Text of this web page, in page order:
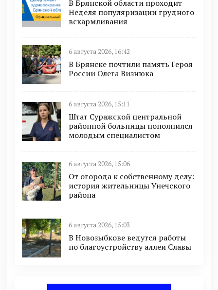
В Брянской области проходит
Неделя популяризации грудного
вскармливания
6 августа 2026, 16:42
В Брянске почтили память Героя
России Олега Визнюка
6 августа 2026, 15:11
Штат Суражской центральной
районной больницы пополнился
молодым специалистом
6 августа 2026, 15:06
От огорода к собственному делу:
история жительницы Унечского
района
6 августа 2026, 15:03
В Новозыбкове ведутся работы
по благоустройству аллеи Славы